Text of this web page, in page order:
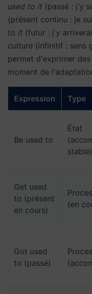
used to it (passé : j'y
(présent continu : je
to it (futur : j'y
culture (infinitif : sens
permet d'exprimer
moment de
Expression Type
Be used to
État
stable)
Get used
to (présent
en cours)
(en
Got used
to (passé)